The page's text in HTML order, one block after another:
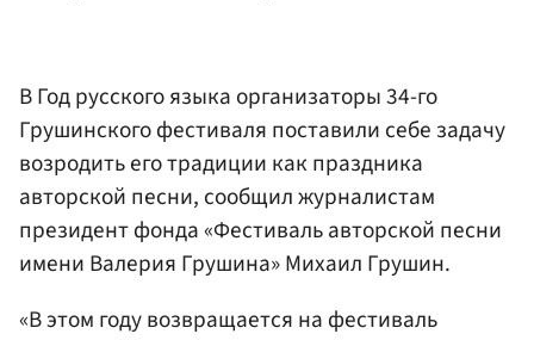
В Год русского языка организаторы 34-го
Грушинского фестиваля поставили себе задачу
возродить его традиции как праздника
авторской песни, сообщил журналистам
президент фонда «Фестиваль авторской песни
имени Валерия Грушина» Михаил Грушин.
«В этом году возвращается на фестиваль